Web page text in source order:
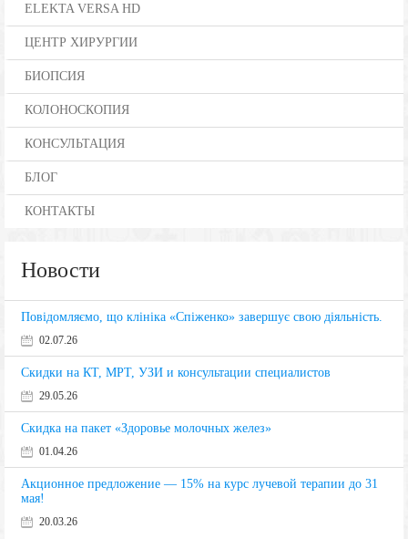
ELEKTA VERSA HD
ЦЕНТР ХИРУРГИИ
БИОПСИЯ
КОЛОНОСКОПИЯ
КОНСУЛЬТАЦИЯ
БЛОГ
КОНТАКТЫ
Новости
Повідомляємо, що клініка «Спіженко» завершує свою діяльність.
02.07.26
Скидки на КТ, МРТ, УЗИ и консультации специалистов
29.05.26
Скидка на пакет «Здоровье молочных желез»
01.04.26
Акционное предложение — 15% на курс лучевой терапии до 31
мая!
20.03.26